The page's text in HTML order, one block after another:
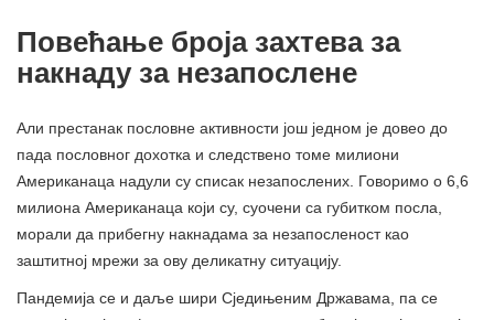
Повећање броја захтева за
накнаду за незапослене
Али престанак пословне активности још једном је довео до
пада пословног дохотка и следствено томе милиони
Американаца надули су списак незапослених. Говоримо о 6,6
милиона Американаца који су, суочени са губитком посла,
морали да прибегну накнадама за незапосленост као
заштитној мрежи за ову деликатну ситуацију.
Пандемија се и даље шири Сједињеним Државама, па се